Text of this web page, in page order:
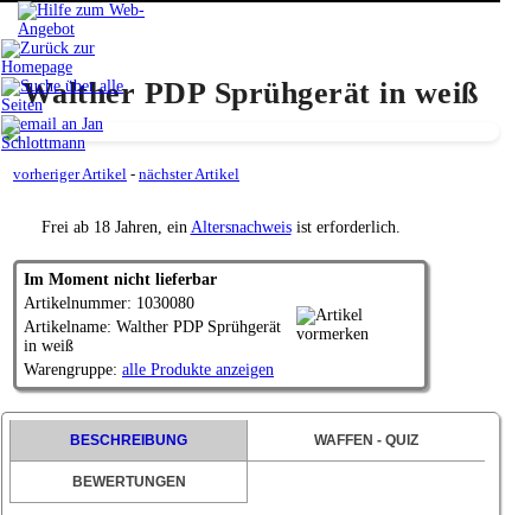
Walther PDP Sprühgerät in weiß
vorheriger Artikel - nächster Artikel
Frei ab 18 Jahren, ein Altersnachweisist erforderlich.
Im Moment nicht lieferbar
Artikelnummer: 1030080
Artikelname: Walther PDP Sprühgerät
in weiß
Warengruppe: alle Produkte anzeigen
BESCHREIBUNG WAFFEN - QUIZ
BEWERTUNGEN